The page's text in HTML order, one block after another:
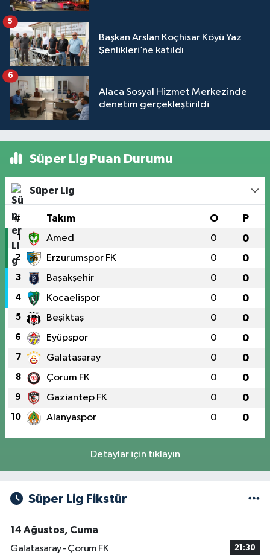
Başkan Arslan Koçhisar Köyü Yaz
Şenlikleri’ne katıldı
5
Alaca Sosyal Hizmet Merkezinde
denetim gerçekleştirildi
6
Süper Lig Puan Durumu
Süper Lig
# Takım O P
1 Amed 0 0
2 Erzurumspor FK 0 0
3 Başakşehir 0 0
4 Kocaelispor 0 0
5 Beşiktaş 0 0
6 Eyüpspor 0 0
7 Galatasaray 0 0
8 Çorum FK 0 0
9 Gaziantep FK 0 0
10 Alanyaspor 0 0
Detaylar için tıklayın
Süper Lig Fikstür
14 Ağustos, Cuma
Galatasaray - Çorum FK
21:30